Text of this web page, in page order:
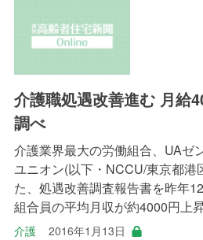
介護職処遇改善進む 月
調べ
介護業界最大の労働組合、UAゼ
ユニオン(以下・NCCU/東京都港
た、処遇改善調査報告書を昨年
組合員の平均月収が約4000円上
介護 2016年1月13日